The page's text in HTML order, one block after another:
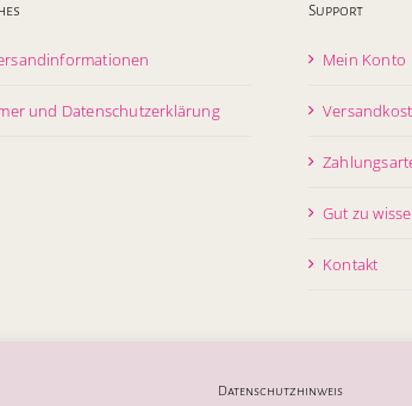
und Datenschutzerklärung
Support
Mein Konto
Gut zu
Kontakt
Datenschutzhinweis